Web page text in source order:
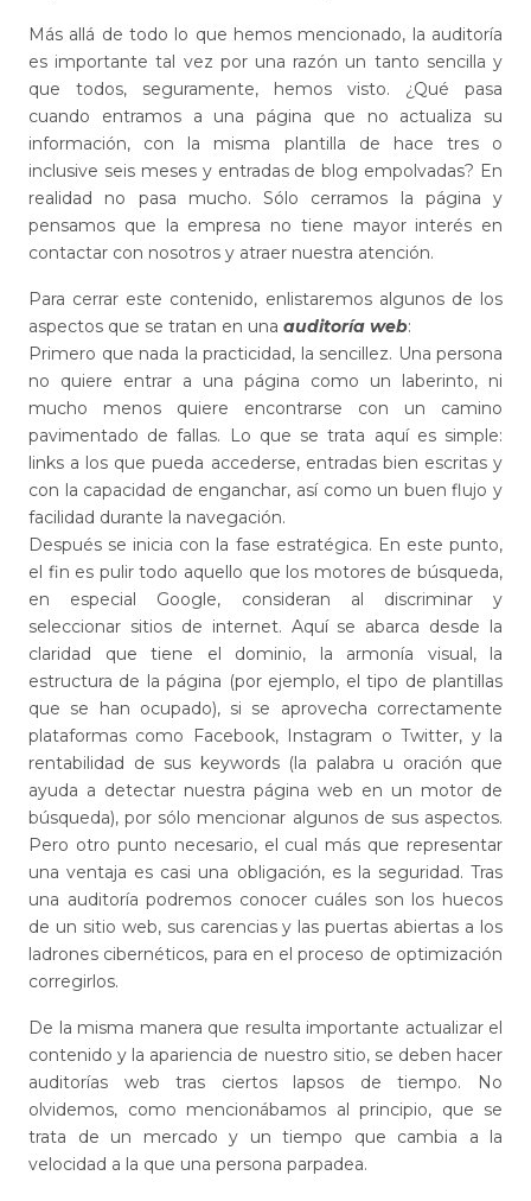
Más allá de todo lo que hemos mencionado, la auditoría
es importante tal vez por una razón un tanto sencilla y
que todos, seguramente, hemos visto. ¿Qué pasa
cuando entramos a una página que no actualiza su
información, con la misma plantilla de hace tres o
inclusive seis meses y entradas de blog empolvadas? En
realidad no pasa mucho. Sólo cerramos la página y
pensamos que la empresa no tiene mayor interés en
contactar con nosotros y atraer nuestra atención.
Para cerrar este contenido, enlistaremos algunos de los
aspectos que se tratan en una auditoría web:
Primero que nada la practicidad, la sencillez. Una persona
no quiere entrar a una página como un laberinto, ni
mucho menos quiere encontrarse con un camino
pavimentado de fallas. Lo que se trata aquí es simple:
links a los que pueda accederse, entradas bien escritas y
con la capacidad de enganchar, así como un buen flujo y
facilidad durante la navegación.
Después se inicia con la fase estratégica. En este punto,
el fin es pulir todo aquello que los motores de búsqueda,
en especial Google, consideran al discriminar y
seleccionar sitios de internet. Aquí se abarca desde la
claridad que tiene el dominio, la armonía visual, la
estructura de la página (por ejemplo, el tipo de plantillas
que se han ocupado), si se aprovecha correctamente
plataformas como Facebook, Instagram o Twitter, y la
rentabilidad de sus keywords (la palabra u oración que
ayuda a detectar nuestra página web en un motor de
búsqueda), por sólo mencionar algunos de sus aspectos.
Pero otro punto necesario, el cual más que representar
una ventaja es casi una obligación, es la seguridad. Tras
una auditoría podremos conocer cuáles son los huecos
de un sitio web, sus carencias y las puertas abiertas a los
ladrones cibernéticos, para en el proceso de optimización
corregirlos.
De la misma manera que resulta importante actualizar el
contenido y la apariencia de nuestro sitio, se deben hacer
auditorías web tras ciertos lapsos de tiempo. No
olvidemos, como mencionábamos al principio, que se
trata de un mercado y un tiempo que cambia a la
velocidad a la que una persona parpadea.